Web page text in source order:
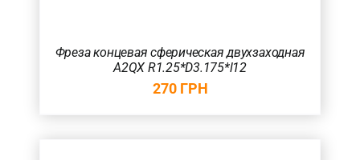
Фреза концевая сферическая двухзаходная
A2QX R1.25*D3.175*l12
270 ГРН